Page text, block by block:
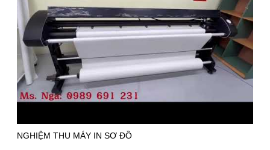
NGHIỆM THU MÁY IN SƠ ĐỒ